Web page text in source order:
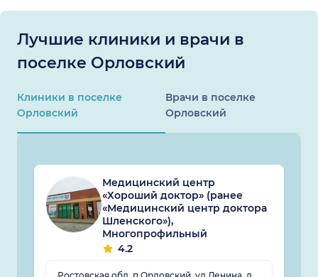
Лучшие клиники и врачи в
поселке Орловский
Клиники в поселке
Орловский
Врачи в поселке
Орловский
Медицинский центр
«Хороший доктор» (ранее
«Медицинский центр доктора
Шленского»),
Многопрофильный
4.2